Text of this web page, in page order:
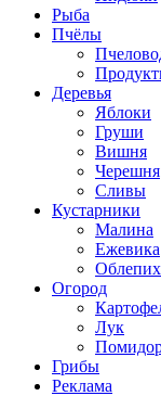
Рыба
Пчёлы
Деревья
Яблоки
Груши
Вишня
Черешня
Сливы
Кустарники
Малина
Ежевика
Огород
Лук
Грибы
Реклама